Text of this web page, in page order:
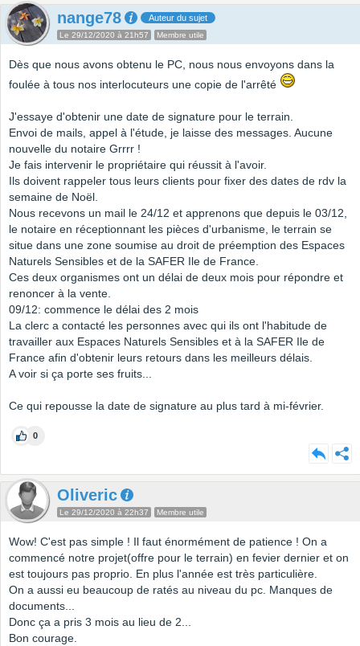
nange78 Auteur du sujet
Le 29/12/2020 à 21h57 Membre utile
Dès que nous avons obtenu le PC, nous nous envoyons dans la
foulée à tous nos interlocuteurs une copie de l'arrêté
J'essaye d'obtenir une date de signature pour le terrain.
Envoi de mails, appel à l'étude, je laisse des messages. Aucune
nouvelle du notaire Grrrr !
Je fais intervenir le propriétaire qui réussit à l'avoir.
Ils doivent rappeler tous leurs clients pour fixer des dates de rdv la
semaine de Noël.
Nous recevons un mail le 24/12 et apprenons que depuis le 03/12,
le notaire en réceptionnant les pièces d'urbanisme, le terrain se
situe dans une zone soumise au droit de préemption des Espaces
Naturels Sensibles et de la SAFER Ile de France.
Ces deux organismes ont un délai de deux mois pour répondre et
renoncer à la vente.
09/12: commence le délai des 2 mois
La clerc a contacté les personnes avec qui ils ont l'habitude de
travailler aux Espaces Naturels Sensibles et à la SAFER Ile de
France afin d'obtenir leurs retours dans les meilleurs délais.
A voir si ça porte ses fruits...
Ce qui repousse la date de signature au plus tard à mi-février.
0
Oliveric
Le 29/12/2020 à 22h37 Membre utile
Wow! C'est pas simple ! Il faut énormément de patience ! On a
commencé notre projet(offre pour le terrain) en fevier dernier et on
est toujours pas proprio. En plus l'année est très particulière.
On a aussi eu beaucoup de ratés au niveau du pc. Manques de
documents...
Donc ça a pris 3 mois au lieu de 2...
Bon courage.